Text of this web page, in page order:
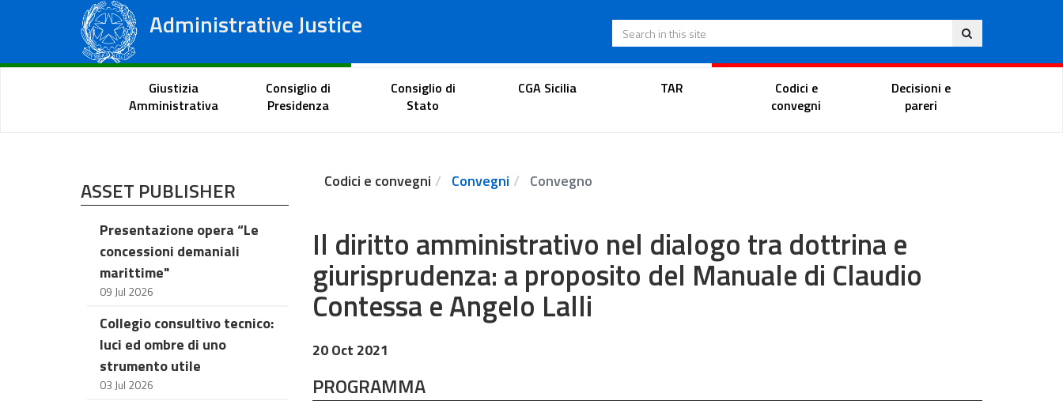
Administrative Justice
Regional Administrative Courts
Eng
Search in this site
Citizen Portal Lawyer's portal Magistrate Portal
Giustizia
Amministrativa
Consiglio di
Presidenza
Consiglio di
Stato
CGA Sicilia TAR
Codici e
convegni
Decisioni e
pareri
ASSET PUBLISHER
Presentazione opera “Le
concessioni demaniali
marittime"
09 Jul 2026
Collegio consultivo tecnico:
luci ed ombre di uno
strumento utile
03 Jul 2026
Codici e convegni Convegni Convegno
Il diritto amministrativo nel dialogo tra dottrina e
giurisprudenza: a proposito del Manuale di Claudio
Contessa e Angelo Lalli
20 Oct 2021
PROGRAMMA